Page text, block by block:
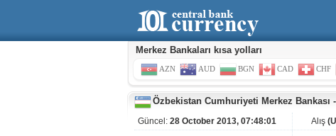
Merkez Bankaları kısa yolları
AZN AUD BGN CAD CHF
Özbekistan Cumhuriyeti Merkez Bankası -
Güncel: 28 October 2013, 07:48:01 Alış